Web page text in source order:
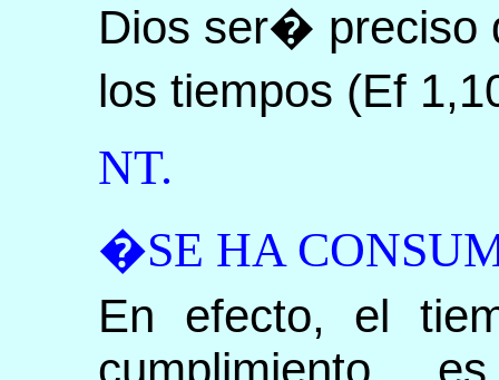
Dios ser� preciso
los tiempos (Ef
NT.
�SE HA
En efecto, el